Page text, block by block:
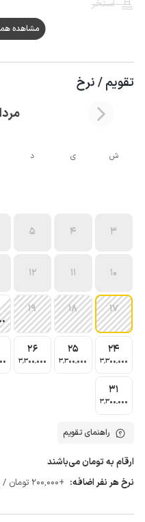
استخر
مشاهده همه (19
تقویم / نرخ
مرداد
ش ی د
3
4
5
10
11
12
17
18
19
24
3٬300٬000
25
3٬300٬000
26
3٬300٬000
31
3٬300٬000
راهنمای تقویم
ارقام به تومان می‌باشند
نرخ هر نفر اضافه: +200٬000 تومان / بیشتر از 3 نفر